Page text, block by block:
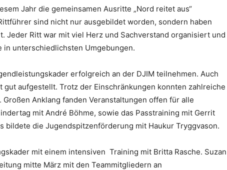
Jahr die gemeinsamen Ausritte „Nord reitet aus“
sind nicht nur ausgebildet worden, sondern haben
Jeder Ritt war mit viel Herz und Sachverstand organisiert und
unterschiedlichsten Umgebungen.
erfolgreich an der DJIM teilnehmen. Auch
gut aufgestellt. Trotz der Einschränkungen konnten zahlreiche
Anklang fanden Veranstaltungen offen für alle
mit André Böhme, sowie das Passtraining mit Gerrit
bildete die Jugendspitzenförderung mit Haukur Tryggvason.
mit einem intensiven Training mit Britta Rasche. Suzan
mitte März mit den Teammitgliedern an